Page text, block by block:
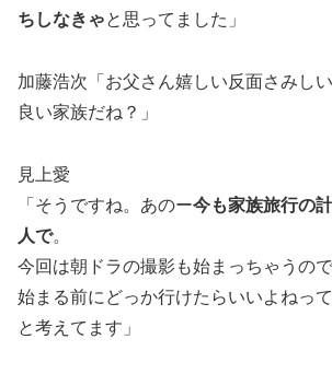
ちしなきゃと思ってました」
加藤浩次「お父さん嬉しい反面さみし
良い家族だね？」
見上愛
「そうですね。あのー今も家族旅行の
人で。
今回は朝ドラの撮影も始まっちゃうので
始まる前にどっか行けたらいいよねっ
と考えてます」